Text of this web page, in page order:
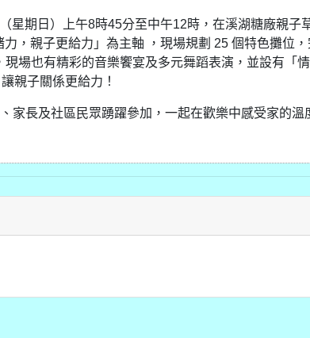
星期日）上午8時45分至中午12時，在溪湖糖廠親子
，親子更給力」為主軸 ，現場規劃 25 個特色攤位
場也有精彩的音樂饗宴及多元舞蹈表演，並設有「
親子關係更給力！
家長及社區民眾踴躍參加，一起在歡樂中感受家的溫